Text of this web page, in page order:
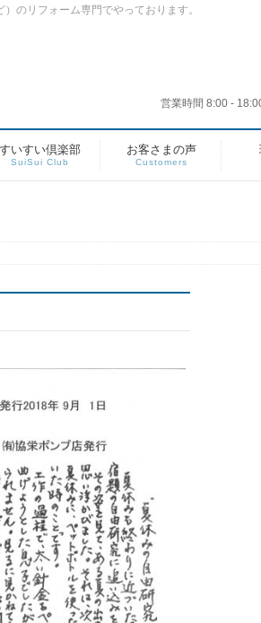
のリフォーム専門でやっております。
営業時間 8:00 -
すいすい倶楽部
SuiSui Club
お客さまの声
Customers